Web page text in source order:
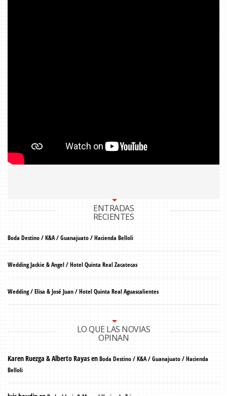
ENTRADAS
RECIENTES
Boda Destino / K&A / Guanajuato / Hacienda Belloli
Wedding Jackie & Angel / Hotel Quinta Real Zacatecas
Wedding / Elisa & José Juan / Hotel Quinta Real Aguascalientes
LO QUE LAS NOVIAS
OPINAN
Karen Ruezga & Alberto RayasenBoda Destino / K&A / Guanajuato / Hacienda
Belloli